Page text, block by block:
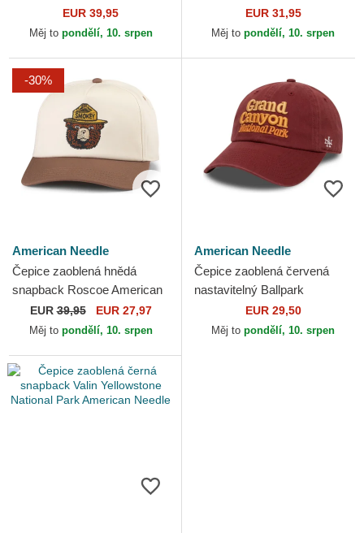
American Needle
EUR 39,95
Měj to pondělí, 10. srpen
M-Crown A Frame Graphic
Blue Ridge Mountains New...
EUR 31,95
Měj to pondělí, 10. srpen
-30%
American Needle
Čepice zaoblená hnědá
snapback Roscoe American
Needle
EUR39,95 EUR 27,97
Měj to pondělí, 10. srpen
American Needle
Čepice zaoblená červená
nastavitelný Ballpark
American Needle
EUR 29,50
Měj to pondělí, 10. srpen